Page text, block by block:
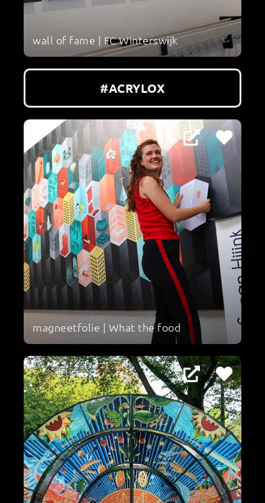
wall of fame | FC Winterswijk
#ACRYLOX
magneetfolie | What the food